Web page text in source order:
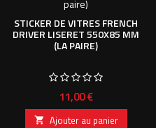
STICKER DE VITRES FRENCH
DRIVER LISERET 550X85 MM
(LA PAIRE)
Prix
11,00 €
 Ajouter au panier